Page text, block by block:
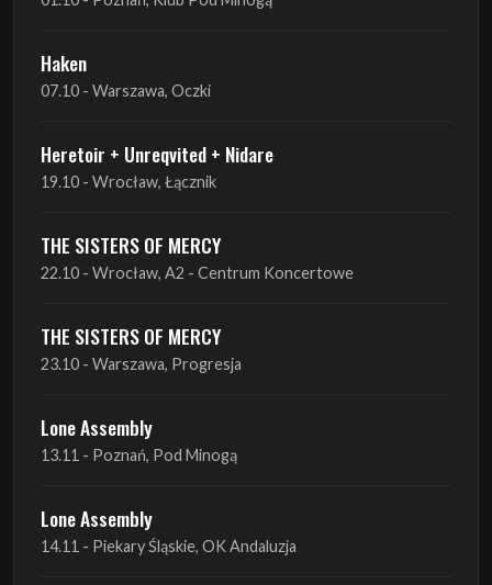
Heretoir + Unreqvited + Nidare
THE SISTERS OF MERCY
22.10 - Wrocław, A2 - Centrum Koncertowe
THE SISTERS OF MERCY
Lone Assembly
Lone Assembly
14.11 - Piekary Śląskie, OK Andaluzja
Lone Assembly
15.11 - Warszawa, Potok